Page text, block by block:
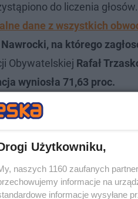
do liczenia głosów.
dane z wszystkich
na którego
Obywatelskiej Rafał
wyniosła 71,63 proc.
Użytkowniku,
naszych 1160 zaufanych
informacje na
informacje wysyłane